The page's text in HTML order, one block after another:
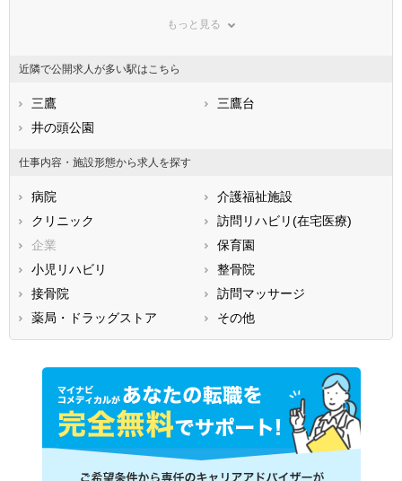
神奈川県
石川県
福井県
静岡県
滋賀県
広島県
徳島県
香川県
高知県
福岡県
熊本県
鹿児島県
もっと見る
近隣で公開求人が多い駅はこちら
三鷹
三鷹台
井の頭公園
仕事内容・施設形態から求人を探す
病院
介護福祉施設
クリニック
訪問リハビリ(在宅医療)
企業
保育園
小児リハビリ
整骨院
接骨院
訪問マッサージ
薬局・ドラッグストア
その他